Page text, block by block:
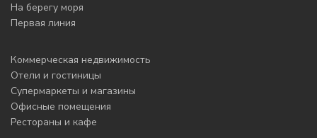
На берегу моря
Первая линия
Коммерческая недвижимость
Отели и гостиницы
Супермаркеты и магазины
Офисные помещения
Рестораны и кафе